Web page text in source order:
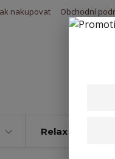
nakupovat Obchodní
Relax & Úleva